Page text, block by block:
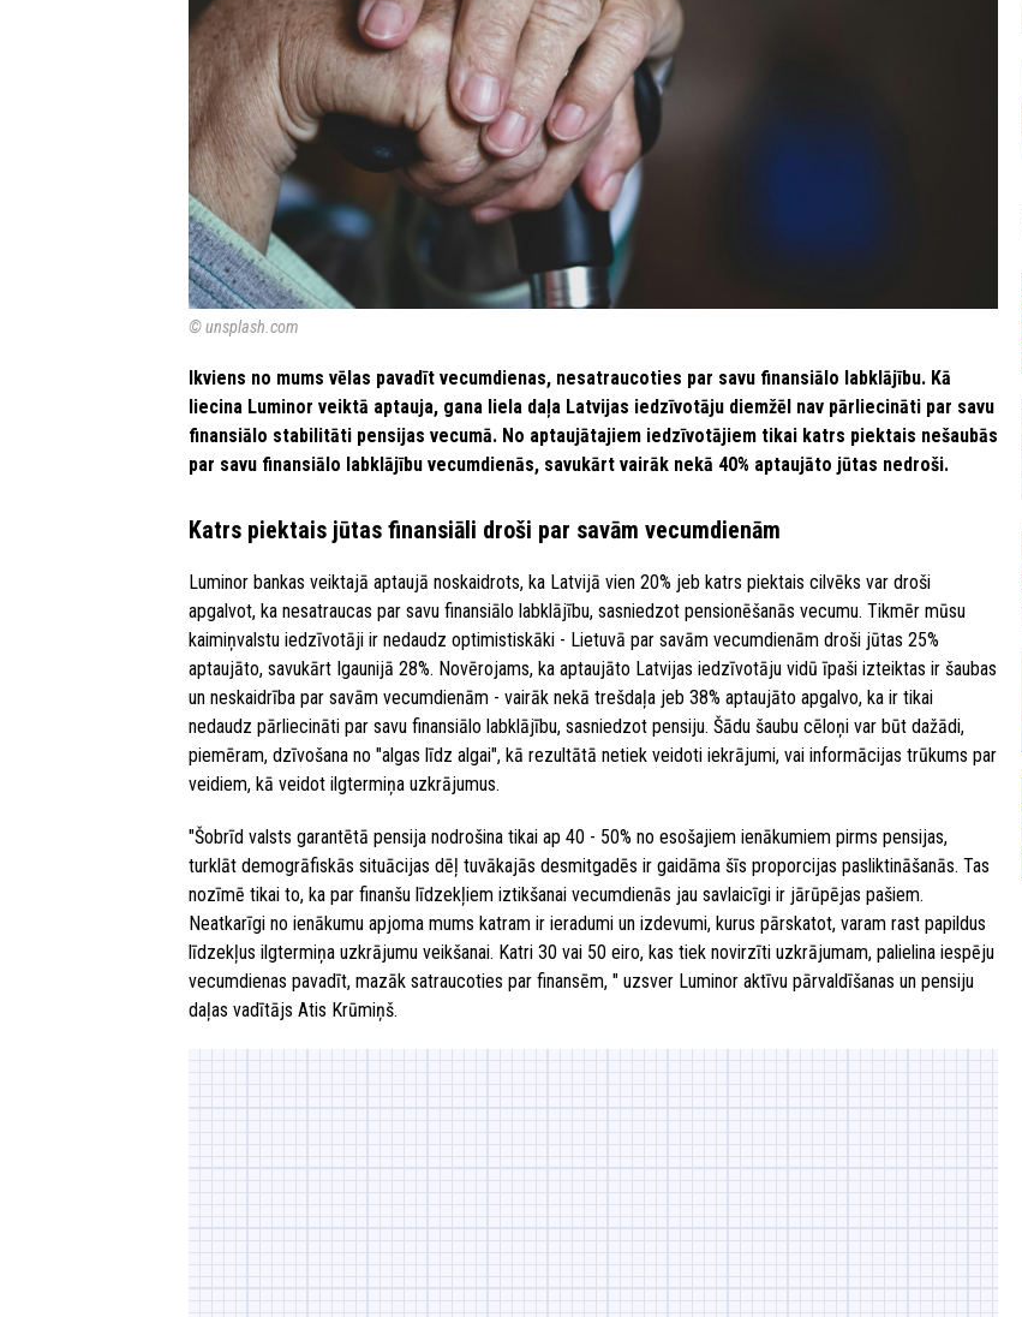
© unsplash.com
Ikviens no mums vēlas pavadīt vecumdienas, nesatraucoties par savu finansiālo labklājību. Kā
liecina Luminor veiktā aptauja, gana liela daļa Latvijas iedzīvotāju diemžēl nav pārliecināti par savu
finansiālo stabilitāti pensijas vecumā. No aptaujātajiem iedzīvotājiem tikai katrs piektais nešaubās
par savu finansiālo labklājību vecumdienās, savukārt vairāk nekā 40% aptaujāto jūtas nedroši.
Katrs piektais jūtas finansiāli droši par savām vecumdienām
Luminor bankas veiktajā aptaujā noskaidrots, ka Latvijā vien 20% jeb katrs piektais cilvēks var droši
apgalvot, ka nesatraucas par savu finansiālo labklājību, sasniedzot pensionēšanās vecumu. Tikmēr mūsu
kaimiņvalstu iedzīvotāji ir nedaudz optimistiskāki - Lietuvā par savām vecumdienām droši jūtas 25%
aptaujāto, savukārt Igaunijā 28%. Novērojams, ka aptaujāto Latvijas iedzīvotāju vidū īpaši izteiktas ir šaubas
un neskaidrība par savām vecumdienām - vairāk nekā trešdaļa jeb 38% aptaujāto apgalvo, ka ir tikai
nedaudz pārliecināti par savu finansiālo labklājību, sasniedzot pensiju. Šādu šaubu cēloņi var būt dažādi,
piemēram, dzīvošana no "algas līdz algai", kā rezultātā netiek veidoti iekrājumi, vai informācijas trūkums par
veidiem, kā veidot ilgtermiņa uzkrājumus.
"Šobrīd valsts garantētā pensija nodrošina tikai ap 40 - 50% no esošajiem ienākumiem pirms pensijas,
turklāt demogrāfiskās situācijas dēļ tuvākajās desmitgadēs ir gaidāma šīs proporcijas pasliktināšanās. Tas
nozīmē tikai to, ka par finanšu līdzekļiem iztikšanai vecumdienās jau savlaicīgi ir jārūpējas pašiem.
Neatkarīgi no ienākumu apjoma mums katram ir ieradumi un izdevumi, kurus pārskatot, varam rast papildus
līdzekļus ilgtermiņa uzkrājumu veikšanai. Katri 30 vai 50 eiro, kas tiek novirzīti uzkrājumam, palielina iespēju
vecumdienas pavadīt, mazāk satraucoties par finansēm, " uzsver Luminor aktīvu pārvaldīšanas un pensiju
daļas vadītājs Atis Krūmiņš.